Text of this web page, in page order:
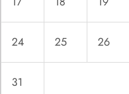
24 25 26
31